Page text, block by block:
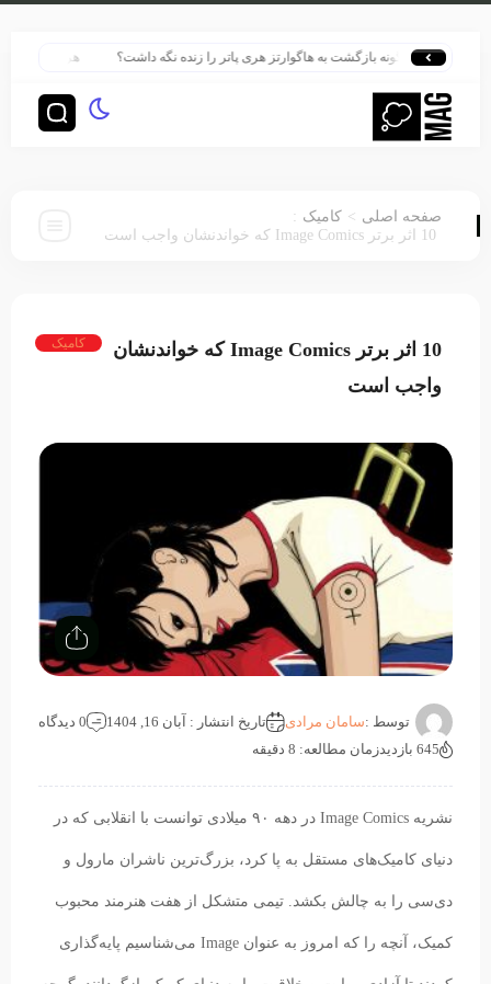
چگونه بازگشت به هاگوارتز هری پاتر را زنده نگه داشت؟ هری پاتر در قلب
صفحه اصلی > کامیک :
10 اثر برتر Image Comics که خواندنشان واجب است
10 اثر برتر Image Comics که خواندنشان
واجب است
کامیک
توسط :سامان مرادی تاریخ انتشار : آبان 16, 1404
0 دیدگاه
645 بازدید
زمان مطالعه: 8 دقیقه
نشریه Image Comics در دهه ۹۰ میلادی توانست با انقلابی که در
دنیای کامیک‌های مستقل به پا کرد، بزرگ‌ترین ناشران مارول و
دی‌سی را به چالش بکشد. تیمی متشکل از هفت هنرمند محبوب
کمیک، آنچه را که امروز به عنوان Image می‌شناسیم پایه‌گذاری